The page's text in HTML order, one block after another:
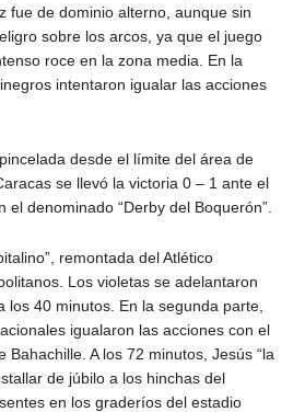
fue de dominio alterno, aunque sin
sobre los arcos, ya que el juego
roce en la zona media. En la
intentaron igualar las acciones
desde el límite del área de
se llevó la victoria 0 – 1 ante el
el denominado “Derby del Boquerón”.
remontada del Atlético
Los violetas se adelantaron
los 40 minutos. En la segunda parte,
igualaron las acciones con el
Bahachille. A los 72 minutos, Jesús “la
de júbilo a los hinchas del
en los graderíos del estadio